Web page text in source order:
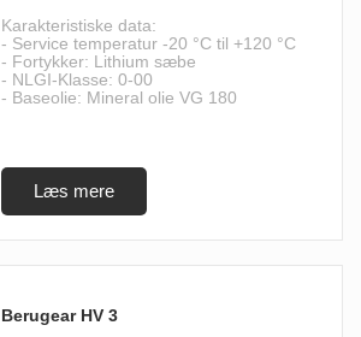
Karakteristiske data:
- Service temperatur -20 °C til +120 °C
- Fortykker: Lithium sæbe
- NLGI-Klasse: 0-00
- Baseolie: Mineral olie VG 180
Berugear HV 3